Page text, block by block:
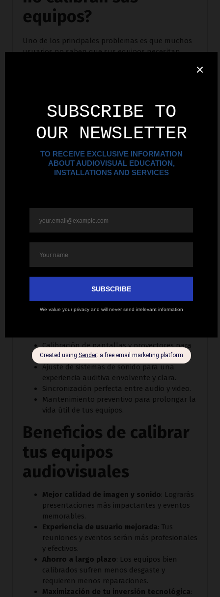
equipos?
Uno de los principales problemas es que muchos
usuarios no saben que sus equipos necesitan
específico en el que se utiliza el equipo.
Otro obstáculo es que el proceso de calibración
puede parecer complicado. Muchos creen que se
lograrlo, pero en Invision Corporation, nos
encargamos de todo el proceso por ti.
ofrece Invision
Corporation?
En Invision Corporation, nos especializamos en
tus equipos audiovisuales funcionen al 100% de
su capacidad. Nuestro equipo de expertos analiza
entorno en el que se utiliza.
Calibración de pantallas y proyectores para
colores más precisos y realistas.
Ajuste de sistemas de sonido para una
experiencia auditiva envolvente y clara.
Sincronización perfecta entre audio y video.
Mantenimiento preventivo para prolongar la
vida útil de tus equipos.
Beneficios de calibrar
tus equipos
audiovisuales
Mejor calidad de imagen y sonido: Lograrás
presentaciones más impactantes y eventos
memorables.
Experiencia de usuario mejorada: Tus
reuniones y eventos serán más profesionales
y efectivos.
Ahorro a largo plazo: Los equipos bien
calibrados sufren menos desgaste y
requieren menos reparaciones.
Maximización de tu inversión tecnológica: